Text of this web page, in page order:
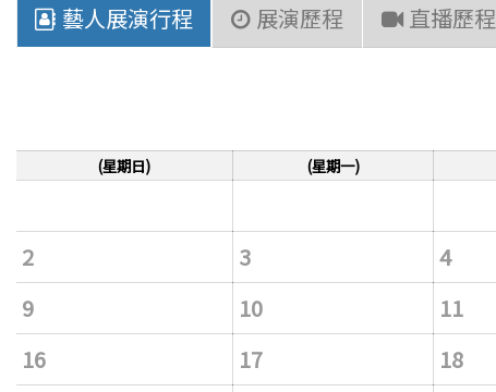
藝人展演行程 展演歷程 直播歷程
(星期日) (星期一)
2
3 4
9
10 11
16
17 18